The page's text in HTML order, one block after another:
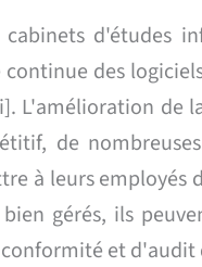
d'études
des
L'amélioration
de
à leurs
gérés, ils
et